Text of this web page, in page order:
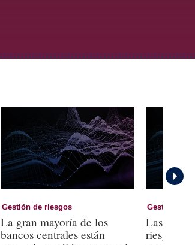
Gestión de riesgos
La gran mayoría de los
bancos centrales están
Gestión de
Las
riesgos